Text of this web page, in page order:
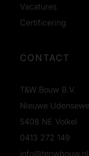
Vacatures
Certificering
CONTACT
T&W Bouw B.V.
Nieuwe
5408 NE Volkel
0413 272 149
info@tenwbouw.nl